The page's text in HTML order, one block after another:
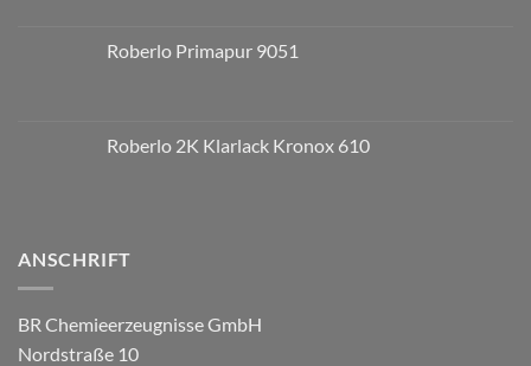
Roberlo Primapur 9051
Roberlo 2K Klarlack Kronox 610
ANSCHRIFT
BR Chemieerzeugnisse GmbH
Nordstraße 10